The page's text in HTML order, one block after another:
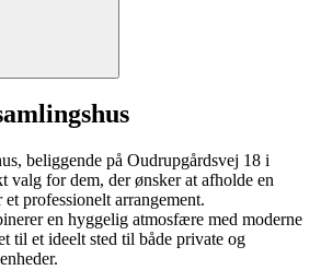
beliggende på Oudrupgårdsvej 18 i
valg for dem, der ønsker at afholde en
professionelt arrangement.
en hyggelig atmosfære med moderne
til et ideelt sted til både private og